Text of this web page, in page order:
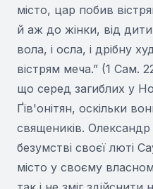
місто, цар побив
й аж до жінки, від
вола, і осла, і дрібну
вістрям меча.” (1 Сам.
що серед загиблих у
Ґів'онітян, оскільки
священиків.
безумстві своєї люті
місто у своєму